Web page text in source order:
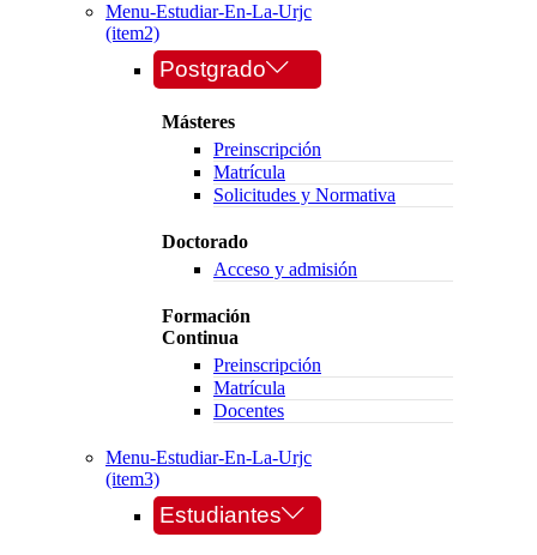
Menu-Estudiar-En-La-Urjc
(item2)
Postgrado
Másteres
Preinscripción
Matrícula
Solicitudes y Normativa
Doctorado
Acceso y admisión
Formación
Continua
Preinscripción
Matrícula
Docentes
Menu-Estudiar-En-La-Urjc
(item3)
Estudiantes